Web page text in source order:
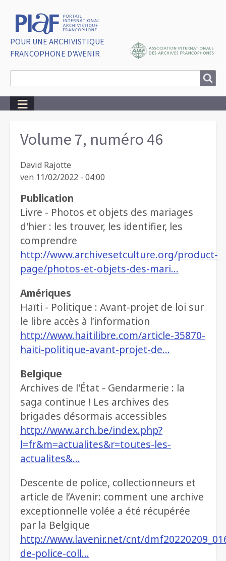
POUR UNE ARCHIVISTIQUE
FRANCOPHONE D'AVENIR
Volume 7, numéro 46
David Rajotte
ven 11/02/2022 - 04:00
Publication
Livre - Photos et objets des mariages
d'hier : les trouver, les identifier, les
comprendre
http://www.archivesetculture.org/product-
page/photos-et-objets-des-mari…
Amériques
Haïti - Politique : Avant-projet de loi sur
le libre accès à l’information
http://www.haitilibre.com/article-35870-
haiti-politique-avant-projet-de…
Belgique
Archives de l'État - Gendarmerie : la
saga continue ! Les archives des
brigades désormais accessibles
http://www.arch.be/index.php?
l=fr&m=actualites&r=toutes-les-
actualites&…
Descente de police, collectionneurs et
article de l’Avenir: comment une archive
exceptionnelle volée a été récupérée
par la Belgique
http://www.lavenir.net/cnt/
de-police-coll…